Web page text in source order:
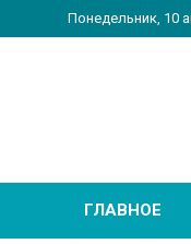
к
Понедельник, 10
ГЛАВНОЕ